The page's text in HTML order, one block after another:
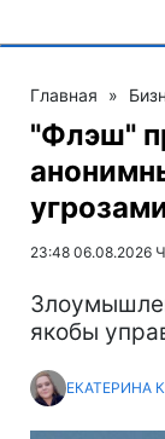
Главная »
"Флэш"
23:48 06.08.2026
якобы
ЕКАТЕРИНА